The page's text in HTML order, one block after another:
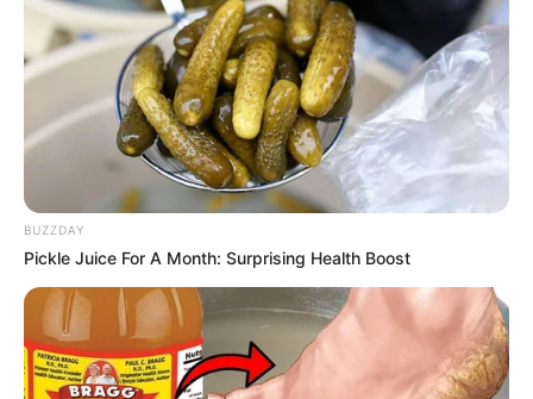
BUZZDAY
Pickle Juice For A Month: Surprising Health Boost